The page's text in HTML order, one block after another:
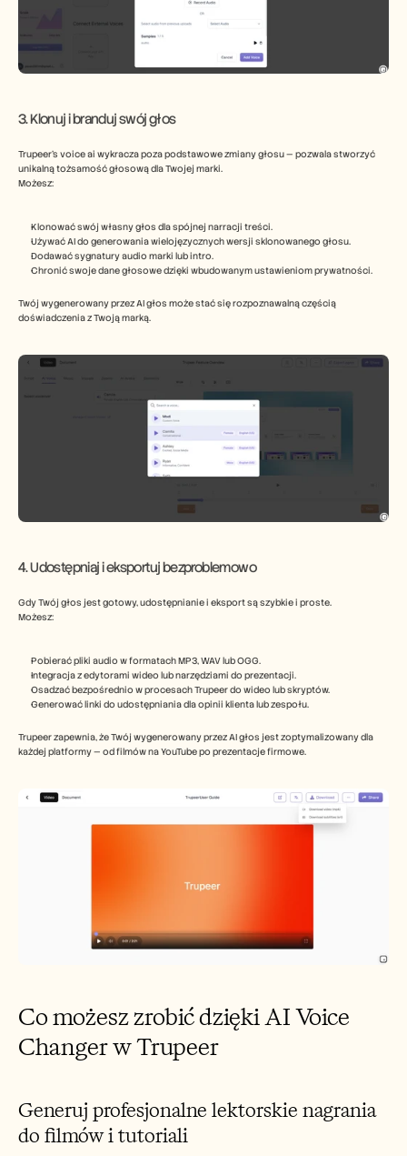
3. Klonuj i branduj swój głos
Trupeer’s voice ai wykracza poza podstawowe zmiany głosu — pozwala stworzyć
unikalną tożsamość głosową dla Twojej marki.
Możesz:
Klonować swój własny głos dla spójnej narracji treści.
Używać AI do generowania wielojęzycznych wersji sklonowanego głosu.
Dodawać sygnatury audio marki lub intro.
Chronić swoje dane głosowe dzięki wbudowanym ustawieniom prywatności.
Twój wygenerowany przez AI głos może stać się rozpoznawalną częścią
doświadczenia z Twoją marką.
4. Udostępniaj i eksportuj bezproblemowo
Gdy Twój głos jest gotowy, udostępnianie i eksport są szybkie i proste.
Możesz:
Pobierać pliki audio w formatach MP3, WAV lub OGG.
Integracja z edytorami wideo lub narzędziami do prezentacji.
Osadzać bezpośrednio w procesach Trupeer do wideo lub skryptów.
Generować linki do udostępniania dla opinii klienta lub zespołu.
Trupeer zapewnia, że Twój wygenerowany przez AI głos jest zoptymalizowany dla
każdej platformy — od filmów na YouTube po prezentacje firmowe.
Co możesz zrobić dzięki AI Voice
Changer w Trupeer
Generuj profesjonalne lektorskie nagrania
do filmów i tutoriali